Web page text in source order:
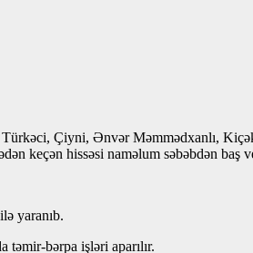
Çiyni, Ənvər Məmmədxanlı,
keçən hissəsi naməlum səbəbdən baş
yaranıb.
təmir-bərpa işləri aparılır.